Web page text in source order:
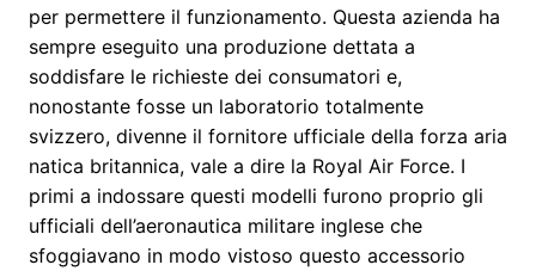
per permettere il funzionamento. Questa azienda ha
sempre eseguito una produzione dettata a
soddisfare le richieste dei consumatori e,
nonostante fosse un laboratorio totalmente
svizzero, divenne il fornitore ufficiale della forza aria
natica britannica, vale a dire la Royal Air Force. I
primi a indossare questi modelli furono proprio gli
ufficiali dell’aeronautica militare inglese che
sfoggiavano in modo vistoso questo accessorio